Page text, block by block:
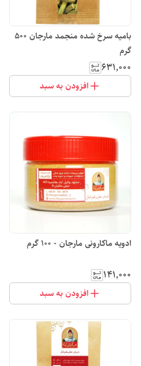
بامیه سرخ شده منجمد مارجان 500
گرم
۶۳۱٬۰۰۰
افزودن به سبد
ادویه ماکارونی مارجان - 100 گرم
۱۴۱٬۰۰۰
افزودن به سبد